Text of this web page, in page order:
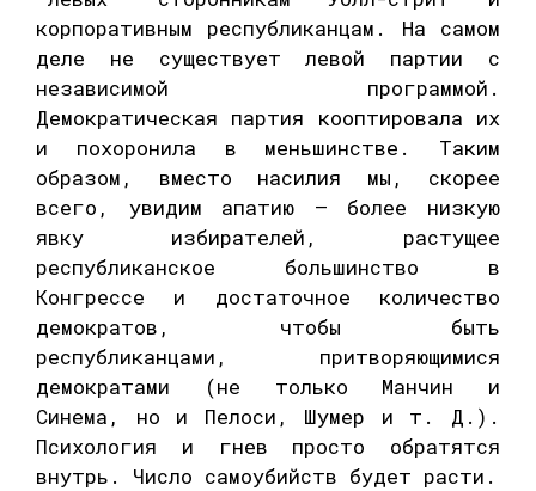
корпоративным республиканцам. На самом
деле не существует левой партии с
независимой программой.
Демократическая партия кооптировала их
и похоронила в меньшинстве. Таким
образом, вместо насилия мы, скорее
всего, увидим апатию – более низкую
явку избирателей, растущее
республиканское большинство в
Конгрессе и достаточное количество
демократов, чтобы быть
республиканцами, притворяющимися
демократами (не только Манчин и
Синема, но и Пелоси, Шумер и т. Д.).
Психология и гнев просто обратятся
внутрь. Число самоубийств будет расти.